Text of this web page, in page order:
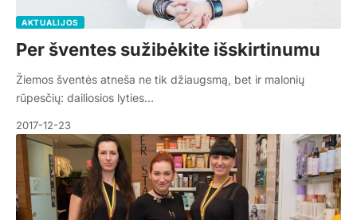
AKTUALIJOS
Per šventes sužibėkite išskirtinumu
Žiemos šventės atneša ne tik džiaugsmą, bet ir malonių
rūpesčių: dailiosios lyties…
2017-12-23